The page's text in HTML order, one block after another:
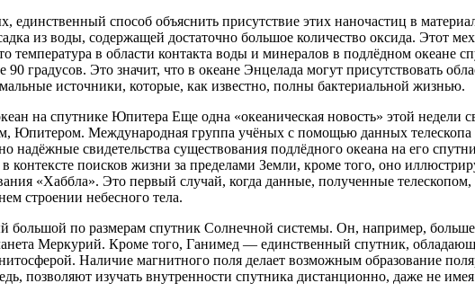
единственный способ объяснить присутствие этих наночастиц в
из воды, содержащей достаточно большое количество оксида. Этот
температура в области контакта воды и минералов в подлёдном океане
90 градусов. Это значит, что в океане Энцелада могут присутствовать
источники, которые, как известно, полны бактериальной жизнью.
на спутнике Юпитера Еще одна «океаническая новость» этой недели
Юпитером. Международная группа учёных с помощью данных телескопа
надёжные свидетельства существования подлёдного океана на его
контексте поисков жизни за пределами Земли, кроме того, оно
«Хаббла». Это первый случай, когда данные, полученные телескопом,
строении небесного тела.
большой по размерам спутник Солнечной системы. Он, например,
Меркурий. Кроме того, Ганимед — единственный спутник,
Наличие магнитного поля делает возможным образование
позволяют изучать внутренности спутника дистанционно, даже не